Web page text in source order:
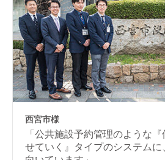
西宮市様
「公共施設予約管理のような
せていく』タイプのシステムに